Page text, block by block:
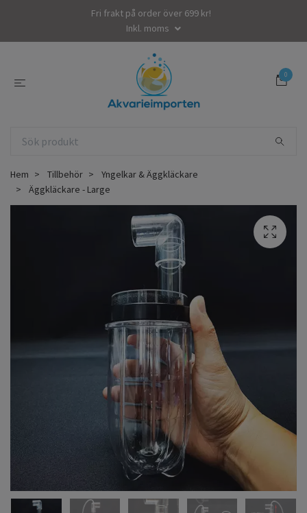
Fri frakt på order över 699 kr!
Inkl. moms
0
Hem Tillbehör
Yngelkar & Äggkläckare
Äggkläckare - Large